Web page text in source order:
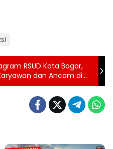
RSUD Kota Bogor,
dan Ancam di